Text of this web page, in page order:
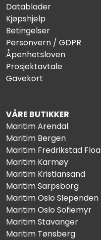
Datablader
Kjøpshjelp
Betingelser
Personvern / GDPR
Åpenhetsloven
Prosjektavtale
Gavekort
VÅRE BUTIKKER
Maritim Arendal
Maritim Bergen
Maritim Fredrikstad Floa
Maritim Karmøy
Maritim Kristiansand
Maritim Sarpsborg
Maritim Oslo Slependen
Maritim Oslo Sofiemyr
Maritim Stavanger
Maritim Tønsberg